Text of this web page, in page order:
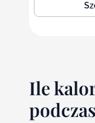
Ile